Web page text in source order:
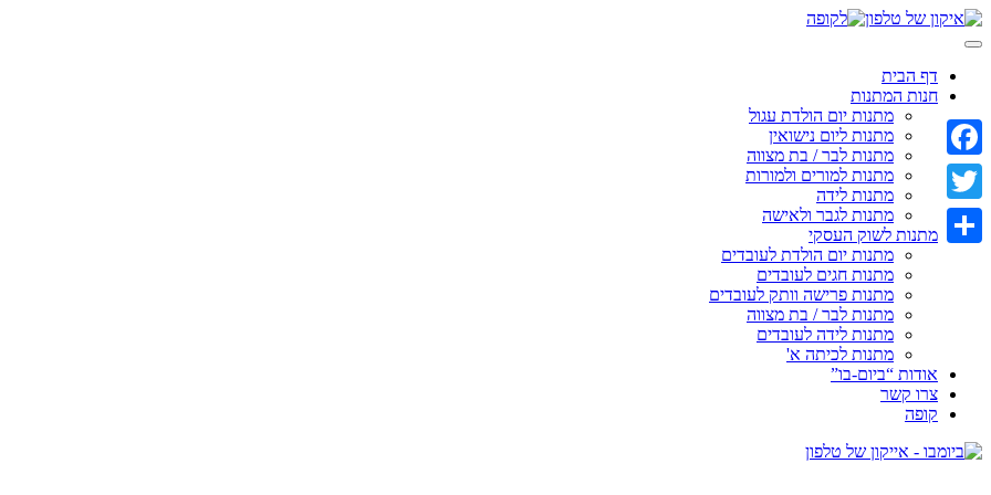
Skip
to
דף הבית
חנות המתנות
מתנות יום הולדת עגול
מתנות ליום נישואין
מתנות לבר / בת מצווה
מתנות למורים ולמורות
מתנות לידה
מתנות לגבר ולאישה
מתנות לשוק העסקי
מתנות יום הולדת לעובדים
מתנות חגים לעובדים
מתנות פרישה וותק לעובדים
מתנות לבר / בת מצווה
מתנות לידה לעובדים
מתנות לכיתה א'
אודות “ביום-בו”
צרו קשר
קופה
Facebook
Twitter